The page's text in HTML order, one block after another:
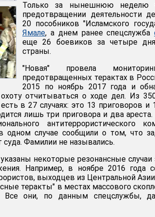
Только за нынешнюю неделю
предотвращении деятельности
20 пособников "Исламского
Ямале, а днем ранее спецслужба
еще 26 боевиков за четыре
страны.
"Новая" провела
предотвращенных терактах в
2015 по ноябрь 2017 года и
отчитываться о ходе дел. Из
в 27 случаях: это 13 приговоров
лишь три приговора и два
антитеррористического
одном случае сообщили о том, что
Фамилии не назывались.
некоторые резонансные
Например, в ноябре 2016 года
выходцев из Центральной
теракты" в местах массового
Все они, по данным спецслужбы,